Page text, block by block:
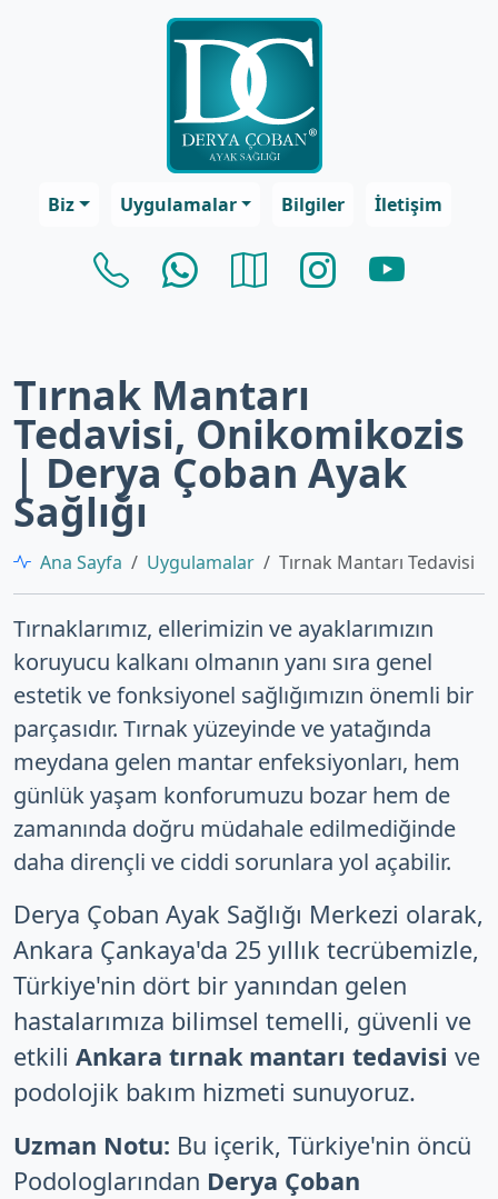
Biz Uygulamalar Bilgiler İletişim
Tırnak Mantarı
Tedavisi, Onikomikozis
| Derya Çoban Ayak
Sağlığı
Ana Sayfa Uygulamalar Tırnak Mantarı Tedavisi
Tırnaklarımız, ellerimizin ve ayaklarımızın
koruyucu kalkanı olmanın yanı sıra genel
estetik ve fonksiyonel sağlığımızın önemli bir
parçasıdır. Tırnak yüzeyinde ve yatağında
meydana gelen mantar enfeksiyonları, hem
günlük yaşam konforumuzu bozar hem de
zamanında doğru müdahale edilmediğinde
daha dirençli ve ciddi sorunlara yol açabilir.
Derya Çoban Ayak Sağlığı Merkezi olarak,
Ankara Çankaya'da 25 yıllık tecrübemizle,
Türkiye'nin dört bir yanından gelen
hastalarımıza bilimsel temelli, güvenli ve
etkili Ankara tırnak mantarı tedavisi ve
podolojik bakım hizmeti sunuyoruz.
Uzman Notu: Bu içerik, Türkiye'nin öncü
Podologlarından Derya Çoban